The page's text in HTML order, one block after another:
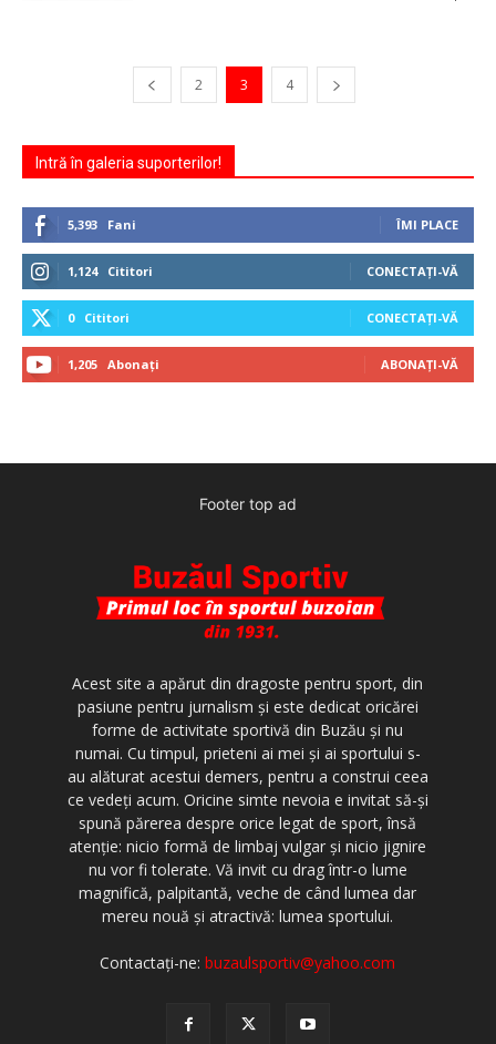
2 3 4
Intră în galeria suporterilor!
5,393 Fani ÎMI PLACE
1,124 Cititori CONECTAȚI-VĂ
0 Cititori CONECTAȚI-VĂ
1,205 Abonați ABONAȚI-VĂ
Footer top ad
Acest site a apărut din dragoste pentru sport, din
pasiune pentru jurnalism şi este dedicat oricărei
forme de activitate sportivă din Buzău şi nu
numai. Cu timpul, prieteni ai mei şi ai sportului s-
au alăturat acestui demers, pentru a construi ceea
ce vedeţi acum. Oricine simte nevoia e invitat să-şi
spună părerea despre orice legat de sport, însă
atenţie: nicio formă de limbaj vulgar şi nicio jignire
nu vor fi tolerate. Vă invit cu drag într-o lume
magnifică, palpitantă, veche de când lumea dar
mereu nouă şi atractivă: lumea sportului.
Contactați-ne:buzaulsportiv@yahoo.com